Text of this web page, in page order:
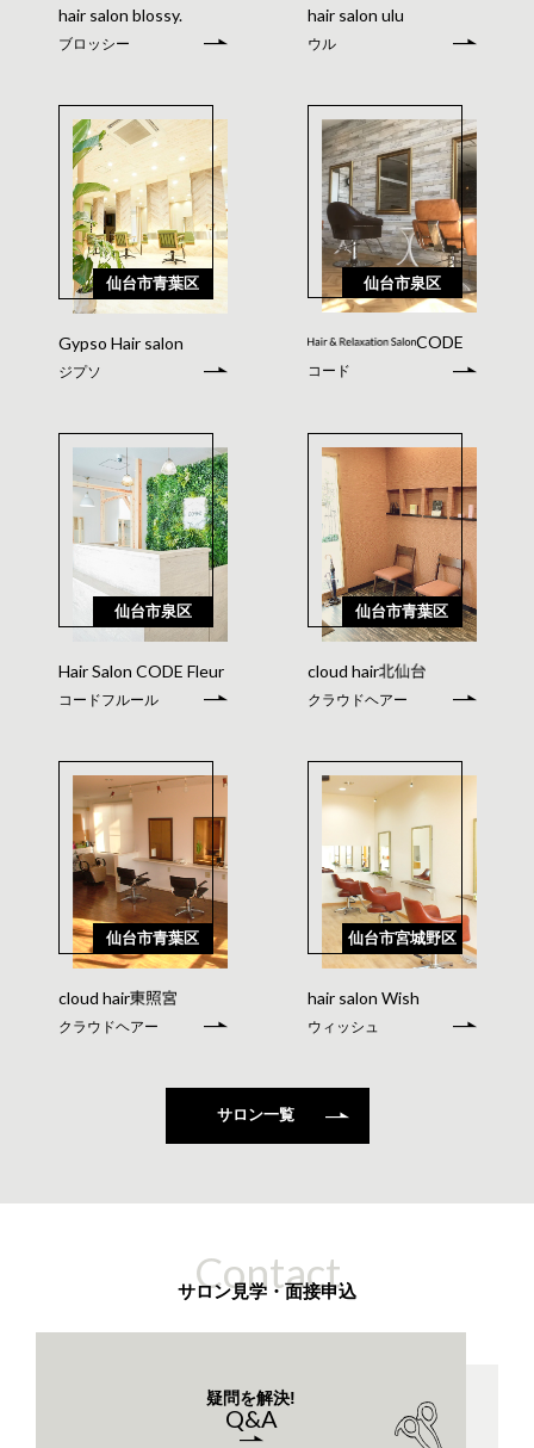
hair salon blossy.
ブロッシー
hair salon ulu
ウル
仙台市青葉区
Gypso Hair salon
ジプソ
仙台市泉区
CODE
コード
仙台市泉区
Hair Salon CODE Fleur
コードフルール
仙台市青葉区
cloud hair
クラウドヘアー
仙台市青葉区
cloud hair
クラウドヘアー
仙台市宮城野区
hair salon Wish
ウィッシュ
サロン一覧
Contact
サロン見学・面接申込
疑問を解決!
Q&A